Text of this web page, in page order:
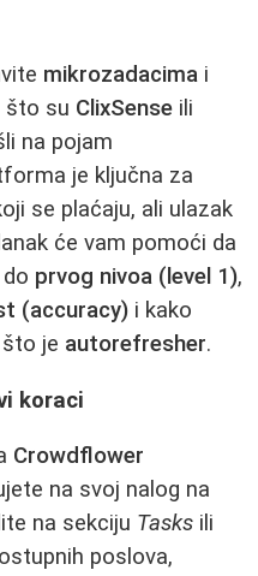
mikrozadacima i
što su ClixSense ili
na pojam
je ključna za
se plaćaju, ali ulazak
će vam pomoći da
prvog nivoa (level 1),
(accuracy) i kako
je autorefresher.
koraci
Crowdflower
na svoj nalog na
na sekciju Tasks ili
poslova,